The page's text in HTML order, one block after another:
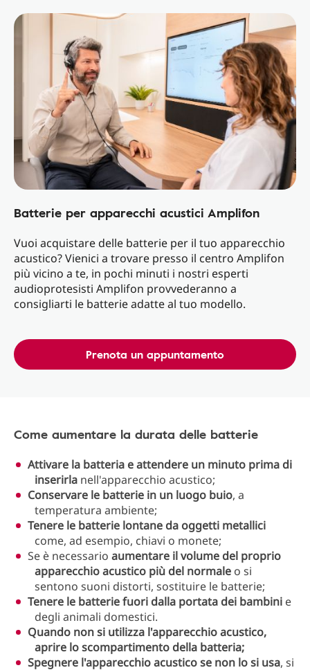
Batterie per apparecchi acustici Amplifon
Vuoi acquistare delle batterie per il tuo apparecchio
acustico? Vienici a trovare presso il centro Amplifon
più vicino a te, in pochi minuti i nostri esperti
audioprotesisti Amplifon provvederanno a
consigliarti le batterie adatte al tuo modello.
Prenota un appuntamento
Come aumentare la durata delle batterie
Attivare la batteria e attendere un minuto prima di
inserirla nell'apparecchio acustico;
Conservare le batterie in un luogo buio, a
temperatura ambiente;
Tenere le batterie lontane da oggetti metallici
come, ad esempio, chiavi o monete;
Se è necessario aumentare il volume del proprio
apparecchio acustico più del normale o si
sentono suoni distorti, sostituire le batterie;
Tenere le batterie fuori dalla portata dei bambini e
degli animali domestici.
Quando non si utilizza l'apparecchio acustico,
aprire lo scompartimento della batteria;
Spegnere l'apparecchio acustico se non lo si usa, si